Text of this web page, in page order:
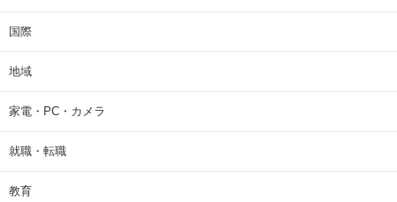
国際
地域
家電・PC・カメラ
就職・転職
教育